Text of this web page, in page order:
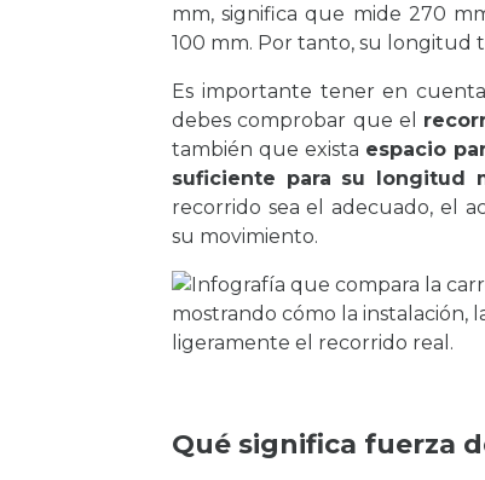
mm, significa que mide 270
100 mm. Por tanto, su longitud
Es importante tener en
debes comprobar que el
también que exista espacio
suficiente para su longitud
recorrido sea el adecuado, el
su movimiento.
Qué significa fuerza